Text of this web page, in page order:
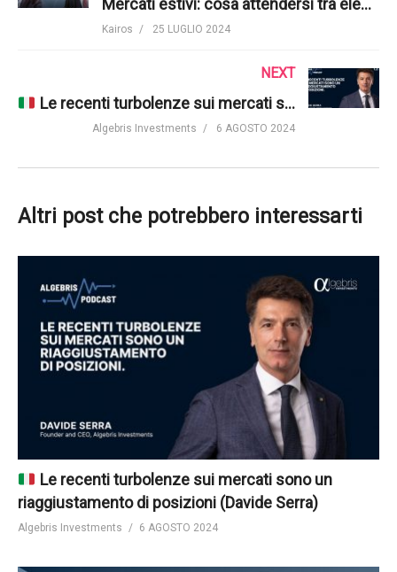
Kairos 25 LUGLIO 2024
NEXT
Le recenti turbolenze sui mercati sono un riaggiustamento di posizioni (Davide Serra)
Algebris Investments 6 AGOSTO 2024
Altri post che potrebbero interessarti
Le recenti turbolenze sui mercati sono un
riaggiustamento di posizioni (Davide Serra)
Algebris Investments 6 AGOSTO 2024